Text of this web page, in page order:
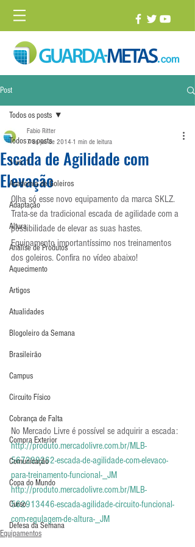
Post
Todos os posts
1 vs. 1
Academia de Goleiros
Adaptação
Altura
Análise de Produtos
Aquecimento
Artigos
Atualidades
Blogoleiro da Semana
Brasileirão
Campus
Circuito Físico
Cobrança de Falta
Compra Exterior
Comunicação
Copa do Mundo
Curso
Defesa da Semana
Todos os posts
Escada de Agilidade com
Elevação
Fabio Ritter
7 de jul. de 2014 1 min de leitura
Olha só esse novo equipamento da marca SKLZ.
Trata-se da tradicional escada de agilidade com a
possibilidade de elevar as suas hastes.
Equipamento importantíssimo nos treinamentos
dos goleiros. Confira no vídeo abaixo!
No Mercado Livre é possível se adquirir a escada:
http://produto.mercadolivre.com.br/MLB-
567299262-escada-de-agilidade-com-elevaco-
para-treinamento-funcional-_JM
http://produto.mercadolivre.com.br/MLB-
562913446-escada-agilidade-circuito-funcional-
com-regulagem-de-altura-_JM
Equipamentos